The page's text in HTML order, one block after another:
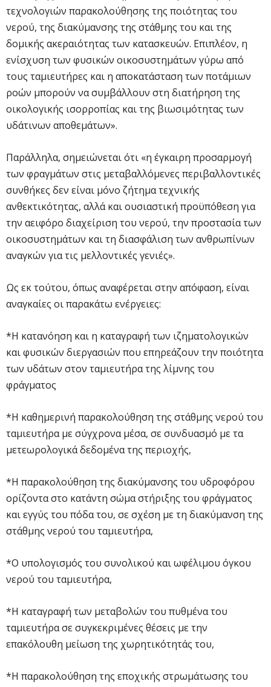
τεχνολογιών παρακολούθησης της ποιότητας του
νερού, της διακύμανσης της στάθμης του και της
δομικής ακεραιότητας των κατασκευών. Επιπλέον, η
ενίσχυση των φυσικών οικοσυστημάτων γύρω από
τους ταμιευτήρες και η αποκατάσταση των ποτάμιων
ροών μπορούν να συμβάλλουν στη διατήρηση της
οικολογικής ισορροπίας και της βιωσιμότητας των
υδάτινων αποθεμάτων».
Παράλληλα, σημειώνεται ότι «η έγκαιρη προσαρμογή
των φραγμάτων στις μεταβαλλόμενες περιβαλλοντικές
συνθήκες δεν είναι μόνο ζήτημα τεχνικής
ανθεκτικότητας, αλλά και ουσιαστική προϋπόθεση για
την αειφόρο διαχείριση του νερού, την προστασία των
οικοσυστημάτων και τη διασφάλιση των ανθρωπίνων
αναγκών για τις μελλοντικές γενιές».
Ως εκ τούτου, όπως αναφέρεται στην απόφαση, είναι
αναγκαίες οι παρακάτω ενέργειες:
*Η κατανόηση και η καταγραφή των ιζηματολογικών
και φυσικών διεργασιών που επηρεάζουν την ποιότητα
των υδάτων στον ταμιευτήρα της λίμνης του
φράγματος
*Η καθημερινή παρακολούθηση της στάθμης νερού του
ταμιευτήρα με σύγχρονα μέσα, σε συνδυασμό με τα
μετεωρολογικά δεδομένα της περιοχής,
*Η παρακολούθηση της διακύμανσης του υδροφόρου
ορίζοντα στο κατάντη σώμα στήριξης του φράγματος
και εγγύς του πόδα του, σε σχέση με τη διακύμανση της
στάθμης νερού του ταμιευτήρα,
*Ο υπολογισμός του συνολικού και ωφέλιμου όγκου
νερού του ταμιευτήρα,
*Η καταγραφή των μεταβολών του πυθμένα του
ταμιευτήρα σε συγκεκριμένες θέσεις με την
επακόλουθη μείωση της χωρητικότητάς του,
*Η παρακολούθηση της εποχικής στρωμάτωσης του